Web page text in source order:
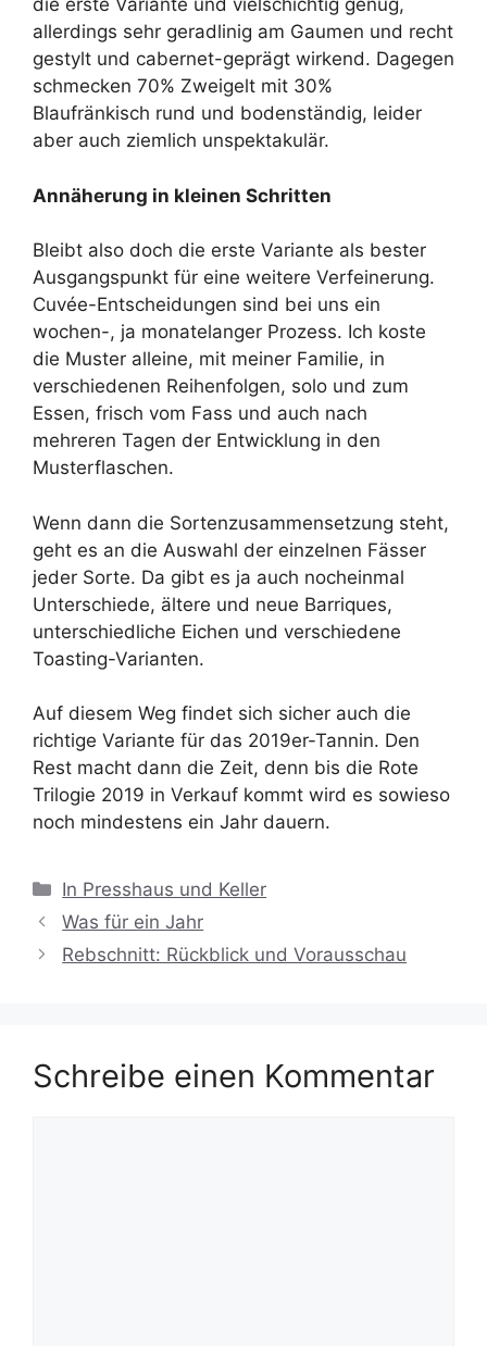
die erste Variante und vielschichtig genug,
allerdings sehr geradlinig am Gaumen und recht
gestylt und cabernet-geprägt wirkend. Dagegen
schmecken 70% Zweigelt mit 30%
Blaufränkisch rund und bodenständig, leider
aber auch ziemlich unspektakulär.
Annäherung in kleinen Schritten
Bleibt also doch die erste Variante als bester
Ausgangspunkt für eine weitere Verfeinerung.
Cuvée-Entscheidungen sind bei uns ein
wochen-, ja monatelanger Prozess. Ich koste
die Muster alleine, mit meiner Familie, in
verschiedenen Reihenfolgen, solo und zum
Essen, frisch vom Fass und auch nach
mehreren Tagen der Entwicklung in den
Musterflaschen.
Wenn dann die Sortenzusammensetzung steht,
geht es an die Auswahl der einzelnen Fässer
jeder Sorte. Da gibt es ja auch nocheinmal
Unterschiede, ältere und neue Barriques,
unterschiedliche Eichen und verschiedene
Toasting-Varianten.
Auf diesem Weg findet sich sicher auch die
richtige Variante für das 2019er-Tannin. Den
Rest macht dann die Zeit, denn bis die Rote
Trilogie 2019 in Verkauf kommt wird es sowieso
noch mindestens ein Jahr dauern.
Kategorien
In Presshaus und Keller
Was für ein Jahr
Rebschnitt: Rückblick und Vorausschau
Schreibe einen Kommentar